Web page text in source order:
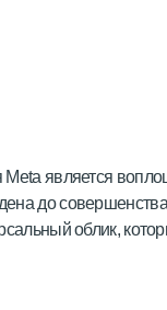
является
до
облик,